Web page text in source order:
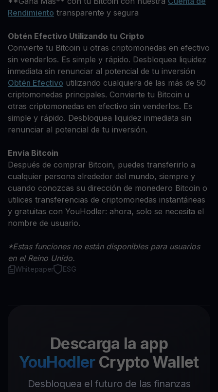
Rendimiento transparente y segura
Obtén Efectivo Utilizando tu Cripto
Convierte tu Bitcoin u otras criptomonedas en efectivo
sin venderlos. Es simple y rápido. Desbloquea liquidez
inmediata sin renunciar al potencial de tu inversión
Obtén Efectivo utilizando cualquiera de las más de 50
criptomonedas principales. Convierte tu Bitcoin u
otras criptomonedas en efectivo sin venderlos. Es
simple y rápido. Desbloquea liquidez inmediata sin
renunciar al potencial de tu inversión.
Envía Bitcoin
Después de comprar Bitcoin, puedes transferirlo a
cualquier persona alrededor del mundo, siempre y
cuando conozcas su dirección de monedero Bitcoin o
utilices transferencias de criptomonedas instantáneas
y gratuitas con YouHodler: ahora, solo se necesita el
nombre de usuario.
*Estas funciones no están disponibles para usuarios
en el Reino Unido.
Whitepaper ESG
Descarga la app
YouHodler Crypto Wallet
Desbloquea el futuro de las finanzas